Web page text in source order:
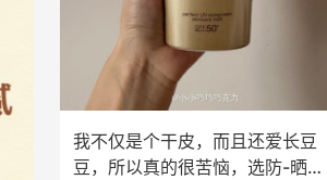
我不仅是个干皮，而且还爱长豆
豆，所以真的很苦恼，选防-晒也